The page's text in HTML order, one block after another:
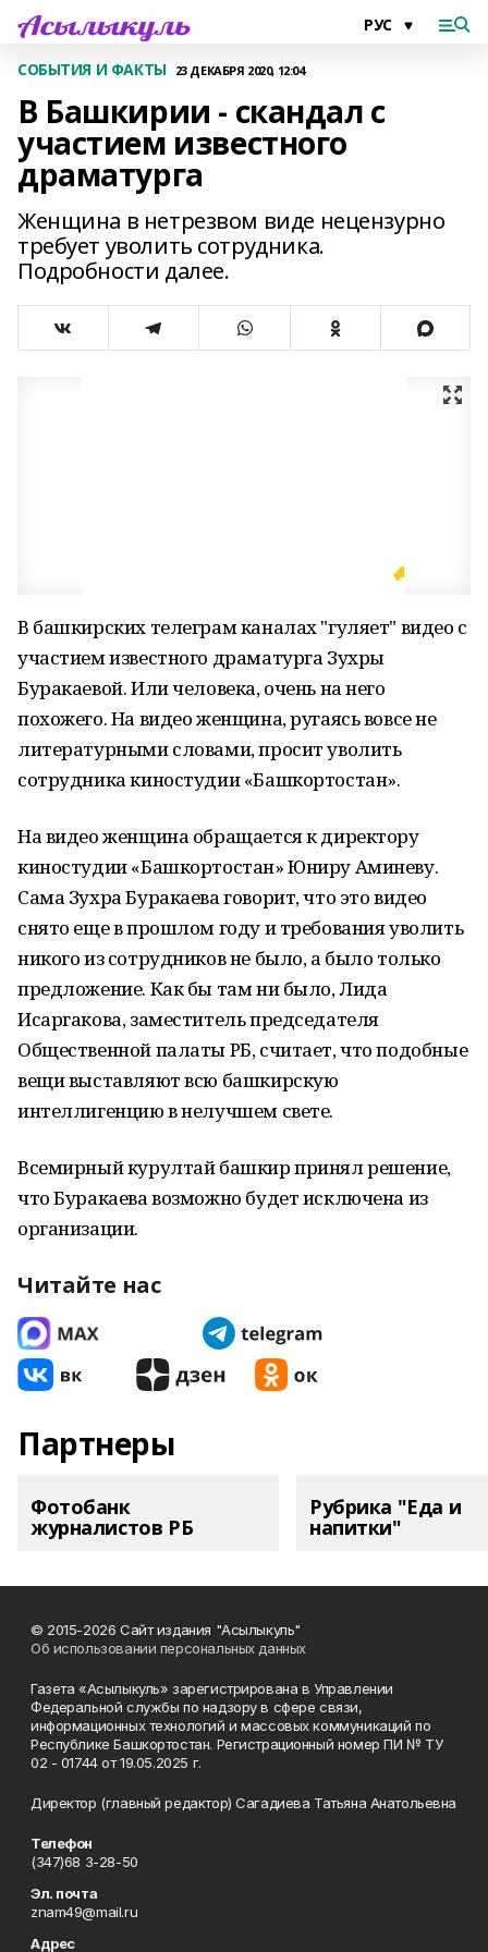
СОБЫТИЯ И ФАКТЫ 23 ДЕКАБРЯ 2020, 12:04
В Башкирии - скандал с
участием известного
драматурга
Женщина в нетрезвом виде нецензурно
требует уволить сотрудника.
Подробности далее.
В башкирских телеграм каналах "гуляет" видео с
участием известного драматурга Зухры
Буракаевой. Или человека, очень на него
похожего. На видео женщина, ругаясь вовсе не
литературными словами, просит уволить
сотрудника киностудии «Башкортостан».
На видео женщина обращается к директору
киностудии «Башкортостан» Юниру Аминеву.
Сама Зухра Буракаева говорит, что это видео
снято еще в прошлом году и требования уволить
никого из сотрудников не было, а было только
предложение. Как бы там ни было, Лида
Исаргакова, заместитель председателя
Общественной палаты РБ, считает, что подобные
вещи выставляют всю башкирскую
интеллигенцию в нелучшем свете.
Всемирный курултай башкир принял решение,
что Буракаева возможно будет исключена из
организации.
Читайте нас
Партнеры
Фотобанк
журналистов РБ
Рубрика "Еда и
напитки"
© 2015-2026 Сайт издания "Асылыкуль"
Об использовании персональных данных
Газета «Асылыкуль» зарегистрирована в Управлении
Федеральной службы по надзору в сфере связи,
информационных технологий и массовых коммуникаций по
Республике Башкортостан. Регистрационный номер ПИ № ТУ
02 - 01744 от 19.05.2025 г.
Директор (главный редактор) Сагадиева Татьяна Анатольевна
Телефон
(347)68 3-28-50
Эл. почта
znam49@mail.ru
Адрес